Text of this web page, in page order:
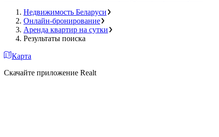
Недвижимость Беларуси
Онлайн-бронирование
Аренда квартир на сутки
Результаты поиска
Карта
Скачайте приложение Realt